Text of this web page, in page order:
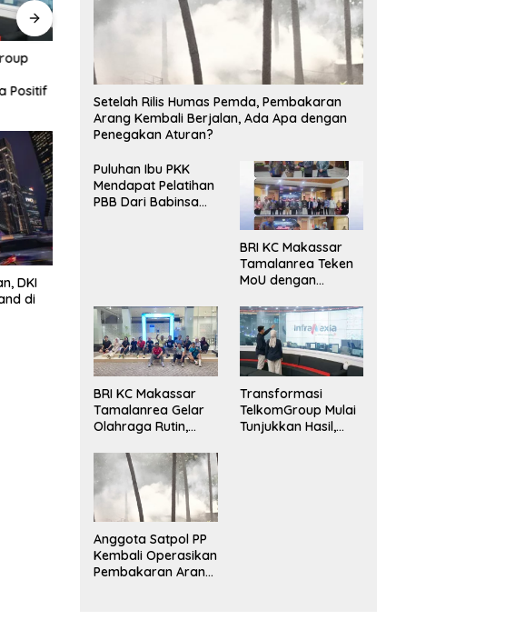
Positif
Anggota Satpol PP Kembali
Operasikan Pembakaran
Penangkapan Ikan Hidup
Dengan Bius Kembali Marak di
DKI
di
Setelah Rilis Humas Pemda, Pembakaran
Arang Kembali Berjalan, Ada Apa dengan
Penegakan Aturan?
Puluhan Ibu PKK
Mendapat Pelatihan
PBB Dari Babinsa
BRI KC Makassar
Tamalanrea Teken
MoU dengan
Ujung Pandang
Perkuat Layanan
Perbankan
BRI KC Makassar
Tamalanrea Gelar
Olahraga Rutin,
Kekompakan dan
Budaya Kerja Sehat
Transformasi
TelkomGroup Mulai
Tunjukkan Hasil,
Anggota Satpol PP
Kembali Operasikan
Pembakaran Arang,